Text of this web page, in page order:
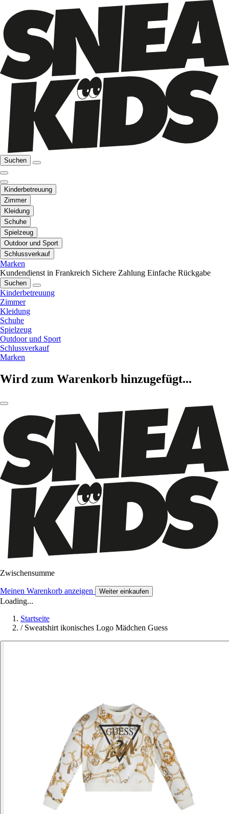
Suchen
Kinderbetreuung
Zimmer
Kleidung
Schuhe
Spielzeug
Outdoor und Sport
Schlussverkauf
Marken
Kundendienst in Frankreich Sichere Zahlung Einfache Rückgabe
Suchen
Kinderbetreuung
Zimmer
Kleidung
Schuhe
Spielzeug
Outdoor und Sport
Schlussverkauf
Marken
Wird zum Warenkorb hinzugefügt...
Zwischensumme
Meinen Warenkorb anzeigen Weiter einkaufen
Loading...
Startseite
/ Sweatshirt ikonisches Logo Mädchen Guess